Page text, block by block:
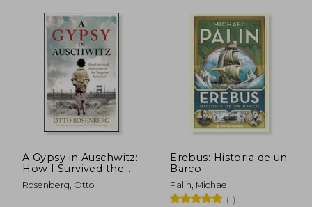
dcto. 21,76 € dcto.
A Gypsy in Auschwitz:
How I Survived the
Horrors of the
'Forgotten Holocaust'
Rosenberg, Otto
Erebus: Historia de un
Barco
Palin, Michael
(1)